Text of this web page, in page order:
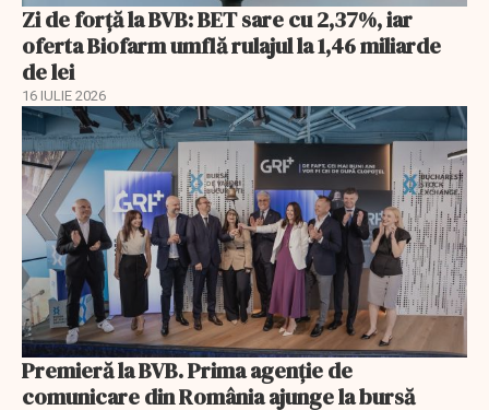
Zi de forță la BVB: BET sare cu 2,37%, iar
oferta Biofarm umflă rulajul la 1,46 miliarde
de lei
16 IULIE 2026
Premieră la BVB. Prima agenție de
comunicare din România ajunge la bursă